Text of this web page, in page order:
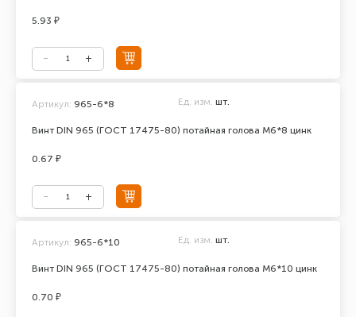
5.93 ₽
Винт DIN 965 (ГОСТ 17475-80) потайная голова М6*8 цинк
Артикул: 965-6*8 Ед. изм. шт.
0.67 ₽
Винт DIN 965 (ГОСТ 17475-80) потайная голова М6*10 цинк
Артикул: 965-6*10 Ед. изм. шт.
0.70 ₽